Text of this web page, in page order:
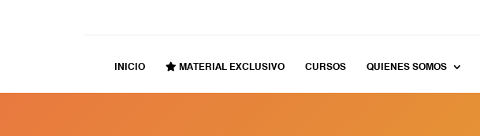
INICIO MATERIAL EXCLUSIVO CURSOS QUIENES SOMOS